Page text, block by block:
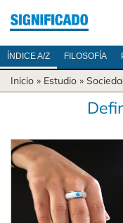
ÍNDICE A/Z FILOSOFÍA
Inicio » Estudio »